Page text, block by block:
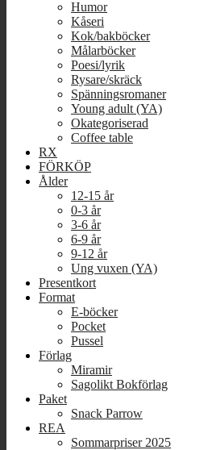
Humor
Kåseri
Kok/bakböcker
Målarböcker
Poesi/lyrik
Rysare/skräck
Spänningsromaner
Young adult (YA)
Okategoriserad
Coffee table
RX
FÖRKÖP
Ålder
12-15 år
0-3 år
3-6 år
6-9 år
9-12 år
Ung vuxen (YA)
Presentkort
Format
E-böcker
Pocket
Pussel
Förlag
Miramir
Sagolikt Bokförlag
Paket
Snack Parrow
REA
Sommarpriser 2025